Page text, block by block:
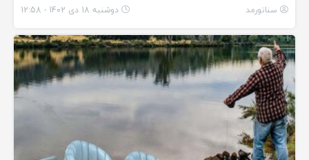
سناتورمد دوشنبه 18 دی 1402 - 12:58